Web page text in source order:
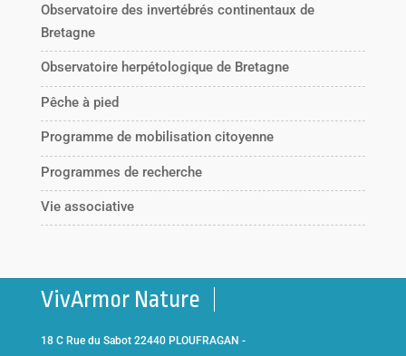
Observatoire des invertébrés continentaux de
Bretagne
Observatoire herpétologique de Bretagne
Pêche à pied
Programme de mobilisation citoyenne
Programmes de recherche
Vie associative
VivArmor Nature
18 C Rue du Sabot 22440 PLOUFRAGAN -